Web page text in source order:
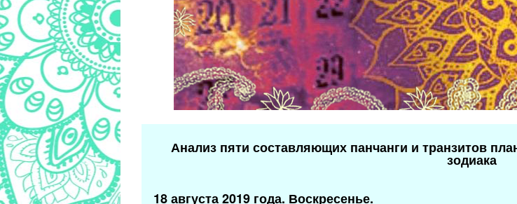
Анализ пяти составляющих панчанги и транзитов
зодиака
18 августа 2019 года. Воскресенье.